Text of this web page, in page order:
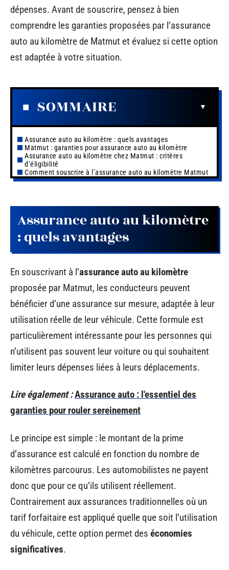
dépenses. Avant de souscrire, pensez à bien
comprendre les garanties proposées par l’assurance
auto au kilomètre de Matmut et évaluez si cette option
est adaptée à votre situation.
SOMMAIRE
Assurance auto au kilomètre : quels avantages
Matmut : garanties pour assurance auto au kilomètre
Assurance auto au kilomètre chez Matmut : critères
d’éligibilité
Comment souscrire à l’assurance auto au kilomètre Matmut
Assurance auto au kilomètre
: quels avantages
En souscrivant à l’assurance auto au kilomètre
proposée par Matmut, les conducteurs peuvent
bénéficier d’une assurance sur mesure, adaptée à leur
utilisation réelle de leur véhicule. Cette formule est
particulièrement intéressante pour les personnes qui
n’utilisent pas souvent leur voiture ou qui souhaitent
limiter leurs dépenses liées à leurs déplacements.
Lire également :Assurance auto : l'essentiel des
garanties pour rouler sereinement
Le principe est simple : le montant de la prime
d’assurance est calculé en fonction du nombre de
kilomètres parcourus. Les automobilistes ne payent
donc que pour ce qu’ils utilisent réellement.
Contrairement aux assurances traditionnelles où un
tarif forfaitaire est appliqué quelle que soit l’utilisation
du véhicule, cette option permet des économies
significatives.